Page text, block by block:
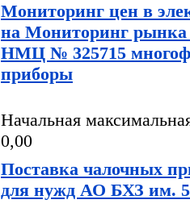
Мониторинг цен в
на Мониторинг рынка
НМЦ № 325715
приборы
Начальная
0,00
Поставка чалочных
для нужд АО БХЗ им.